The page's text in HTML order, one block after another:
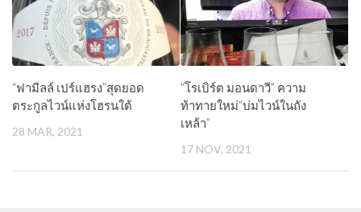
“ฟามีลล์ เปร์แฮรง”สุดยอด
ตระกูลไวน์แห่งโฮรนใต้
28 MAR, 2021
“โรเบิร์ต มอนดาวี” ความ
ท้าทายใหม่“บ่มไวน์ในถัง
เหล้า”
17 NOV, 2021